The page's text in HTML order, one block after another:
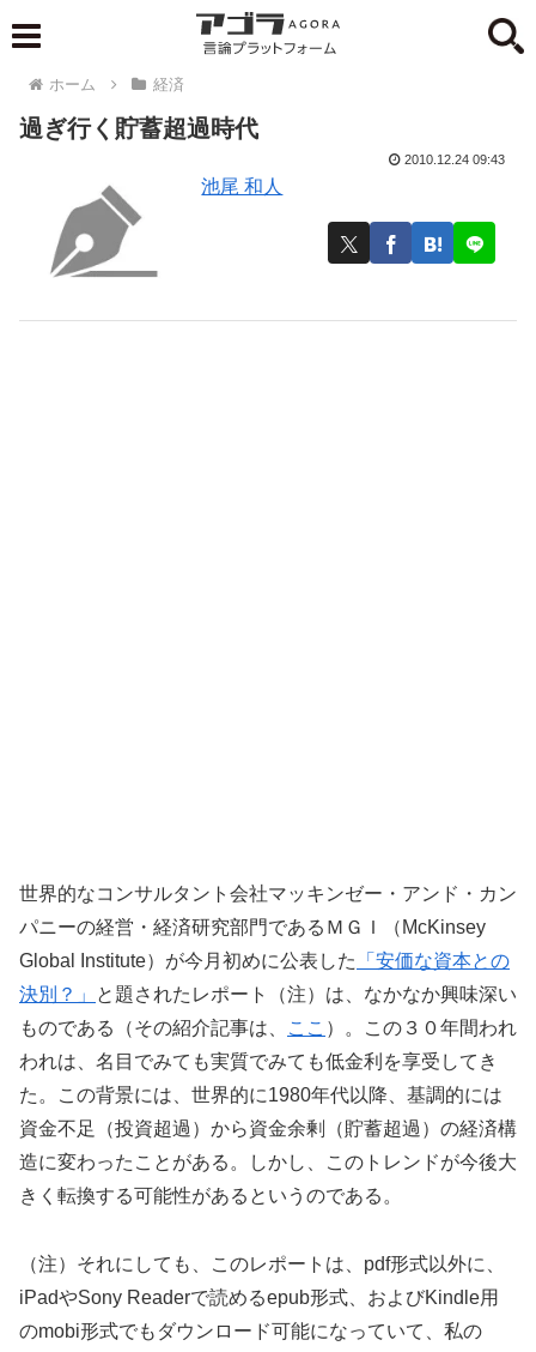
ホーム 経済
過ぎ行く貯蓄超過時代
池尾 和人
2010.12.24 09:43
世界的なコンサルタント会社マッキンゼー・アンド・カン
パニーの経営・経済研究部門であるＭＧＩ（McKinsey
Global Institute）が今月初めに公表した
「安価な資本との
決別？」
と題されたレポート（注）は、なかなか興味深い
ものである（その紹介記事は、
ここ ）。この３０年間われ
われは、名目でみても実質でみても低金利を享受してき
た。この背景には、世界的に1980年代以降、基調的には
資金不足（投資超過）から資金余剰（貯蓄超過）の経済構
造に変わったことがある。しかし、このトレンドが今後大
きく転換する可能性があるというのである。
（注）それにしても、このレポートは、pdf形式以外に、
iPadやSony Readerで読めるepub形式、およびKindle用
のmobi形式でもダウンロード可能になっていて、私の